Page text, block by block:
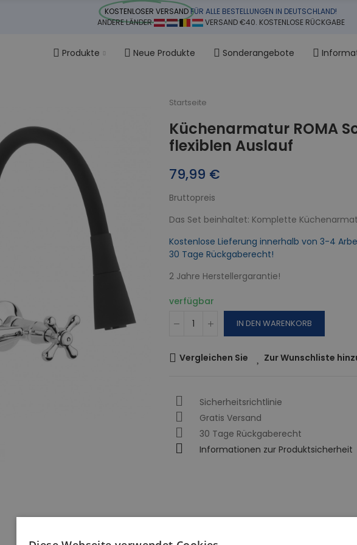
KOSTENLOSER VERSANDFÜR ALLE BESTELLUNGEN IN DEUTSCHLAND!
ANDERE LÄNDER
VERSAND €40. KOSTENLOSE RÜCKGABE
Produkte Neue Produkte Sonderangebote
Startseite
Küchenarmatur ROMA
flexiblen Auslauf
79,99 €
Bruttopreis
Das Set beinhaltet: Komplette
Kostenlose Lieferung innerhalb von 3-4
30 Tage Rückgaberecht!
2 Jahre Herstellergarantie!
verfügbar
IN DEN WARENKORB
Vergleichen Sie Zur Wunschliste
Sicherheitsrichtlinie
Gratis Versand
30 Tage Rückgaberecht
Informationen zur Produktsicherheit